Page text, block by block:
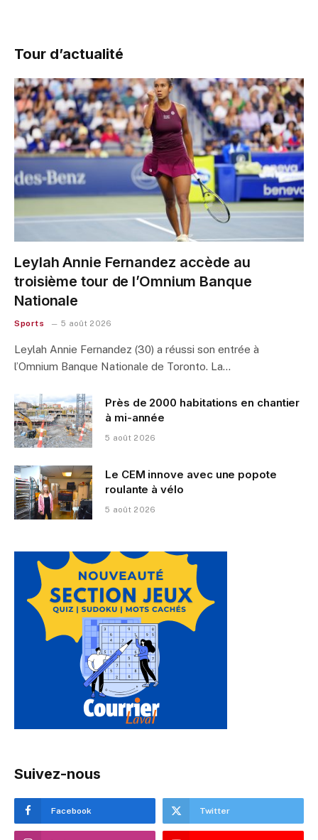
Tour d’actualité
Leylah Annie Fernandez accède au
troisième tour de l’Omnium Banque
Nationale
Sports 5 août 2026
Leylah Annie Fernandez (30) a réussi son entrée à
l’Omnium Banque Nationale de Toronto. La…
Près de 2000 habitations en chantier
à mi-année
5 août 2026
Le CEM innove avec une popote
roulante à vélo
5 août 2026
Suivez-nous
Facebook Twitter